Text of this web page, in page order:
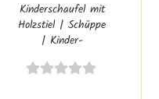
Kinderschaufel mit
Holzstiel | Schüppe
| Kinder-
Sandkastenspielzeug